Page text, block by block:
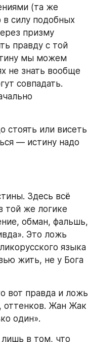
(та же
силу подобных
призму
правду с той
мы можем
не знать вообще
совпадать.
стоять или висеть
— истину надо
Здесь всё
той же логике
обман, фальшь,
Это ложь
языка
жить, не у Бога
вот правда и ложь
оттенков. Жан Жак
один».
в том, что